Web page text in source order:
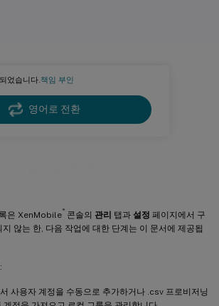
었습니다.책임 부인
영어로 전환
은 XenMobile® 콘솔의 관리 탭과 설정 페이지에서 구
않는 한, 다음 작업에 대한 단계는 이 문서에 제공됩
사용자 계정을 수동으로 추가하거나 .csv 프로비저닝